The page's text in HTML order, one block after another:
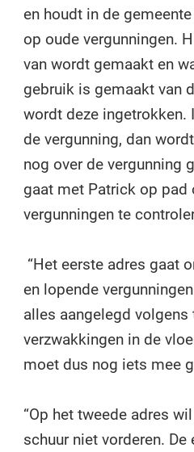
en houdt in de
op oude vergunningen.
van wordt gemaakt en
gebruik is gemaakt van
wordt deze ingetrokken.
de vergunning, dan
nog over de vergunning
gaat met Patrick op pad
vergunningen te
“Het eerste adres gaat
en lopende
alles aangelegd volgens
verzwakkingen in de
moet dus nog iets mee
“Op het tweede adres
schuur niet vorderen.